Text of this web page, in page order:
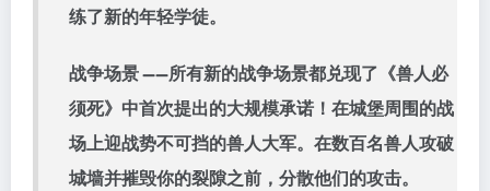
练了新的年轻学徒。
战争场景 ——所有新的战争场景都兑现了《兽人必
须死》中首次提出的大规模承诺！在城堡周围的战
场上迎战势不可挡的兽人大军。在数百名兽人攻破
城墙并摧毁你的裂隙之前，分散他们的攻击。